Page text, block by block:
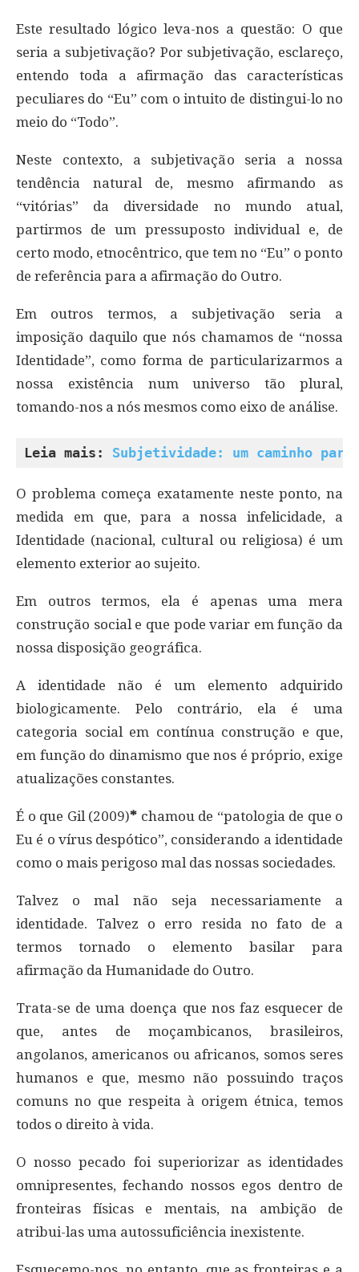
Este resultado lógico leva-nos a questão: O que
seria a subjetivação? Por subjetivação, esclareço,
entendo toda a afirmação das características
peculiares do “Eu” com o intuito de distingui-lo no
meio do “Todo”.
Neste contexto, a subjetivação seria a nossa
tendência natural de, mesmo afirmando as
“vitórias” da diversidade no mundo atual,
partirmos de um pressuposto individual e, de
certo modo, etnocêntrico, que tem no “Eu” o ponto
de referência para a afirmação do Outro.
Em outros termos, a subjetivação seria a
imposição daquilo que nós chamamos de “nossa
Identidade”, como forma de particularizarmos a
nossa existência num universo tão plural,
tomando-nos a nós mesmos como eixo de análise.
Leia mais: Subjetividade: um caminho para
O problema começa exatamente neste ponto, na
medida em que, para a nossa infelicidade, a
Identidade (nacional, cultural ou religiosa) é um
elemento exterior ao sujeito.
Em outros termos, ela é apenas uma mera
construção social e que pode variar em função da
nossa disposição geográfica.
A identidade não é um elemento adquirido
biologicamente. Pelo contrário, ela é uma
categoria social em contínua construção e que,
em função do dinamismo que nos é próprio, exige
atualizações constantes.
É o que Gil (2009)* chamou de “patologia de que o
Eu é o vírus despótico”, considerando a identidade
como o mais perigoso mal das nossas sociedades.
Talvez o mal não seja necessariamente a
identidade. Talvez o erro resida no fato de a
termos tornado o elemento basilar para
afirmação da Humanidade do Outro.
Trata-se de uma doença que nos faz esquecer de
que, antes de moçambicanos, brasileiros,
angolanos, americanos ou africanos, somos seres
humanos e que, mesmo não possuindo traços
comuns no que respeita à origem étnica, temos
todos o direito à vida.
O nosso pecado foi superiorizar as identidades
omnipresentes, fechando nossos egos dentro de
fronteiras físicas e mentais, na ambição de
atribui-las uma autossuficiência inexistente.